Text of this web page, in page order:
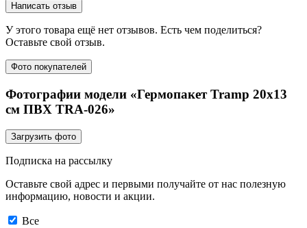
Написать отзыв
У этого товара ещё нет отзывов. Есть чем поделиться?
Оставьте свой отзыв.
Фото покупателей
Фотографии модели «Гермопакет Tramp 20х13
см ПВХ TRA-026»
Загрузить фото
Подписка на рассылку
Оставьте свой адрес и первыми получайте от нас полезную
информацию, новости и акции.
Все